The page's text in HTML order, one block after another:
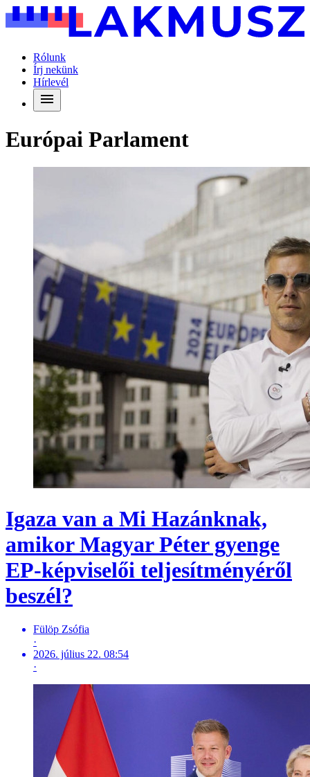
Rólunk
Írj nekünk
Hírlevél
Európai Parlament
Igaza van a Mi Hazánknak,
amikor Magyar Péter gyenge
EP-képviselői teljesítményéről
beszél?
Fülöp Zsófia
·
2026. július 22. 08:54
·